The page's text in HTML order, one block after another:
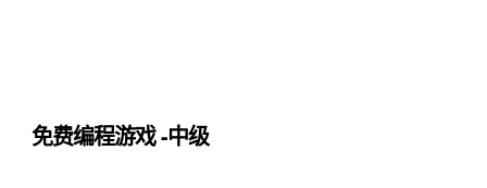
免费编程游戏 -中级